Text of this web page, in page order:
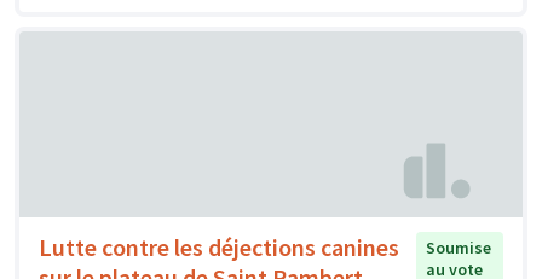
Lutte contre les déjections canines
Soumise
au vote